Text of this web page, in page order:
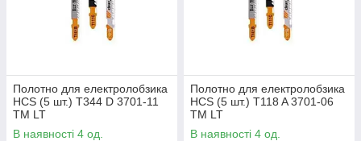
Полотно для електролобзика
HCS (5 шт.) T344 D 3701-11
ТМ LT
В наявності 4 од.
Полотно для електролобзика
HCS (5 шт.) T118 A 3701-06
ТМ LT
В наявності 4 од.